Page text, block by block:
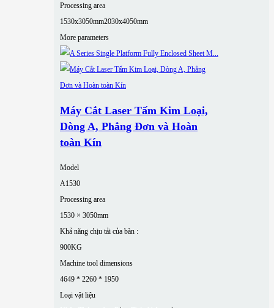
Processing area
1530x3050mm2030x4050mm
More parameters
Máy Cắt Laser Tấm Kim Loại,
Dòng A, Phẳng Đơn và Hoàn
toàn Kín
Model
A1530
Processing area
1530 × 3050mm
Khả năng chịu tải của bàn :
900KG
Machine tool dimensions
4649 * 2260 * 1950
Loại vật liệu